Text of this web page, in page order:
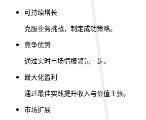
可持续增长
克服业务挑战，制定成功策略。
竞争优势
通过实时市场情报领先一步。
最大化盈利
通过最佳实践提升收入与价值主张。
市场扩展